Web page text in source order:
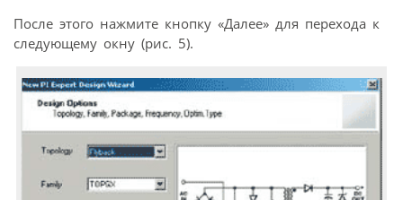
После этого нажмите кнопку «Далее» для перехода к
следующему окну (рис. 5).